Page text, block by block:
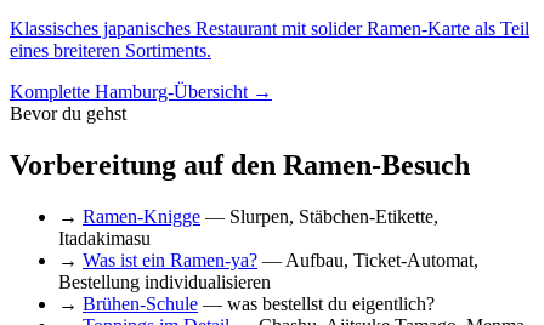
Klassisches japanisches Restaurant mit solider Ramen-Karte als Teil
eines breiteren Sortiments.
Komplette Hamburg-Übersicht →
Bevor du gehst
Vorbereitung auf den Ramen-Besuch
→ Ramen-Knigge — Slurpen, Stäbchen-Etikette,
Itadakimasu
→ Was ist ein Ramen-ya? — Aufbau, Ticket-Automat,
Bestellung individualisieren
→ Brühen-Schule — was bestellst du eigentlich?